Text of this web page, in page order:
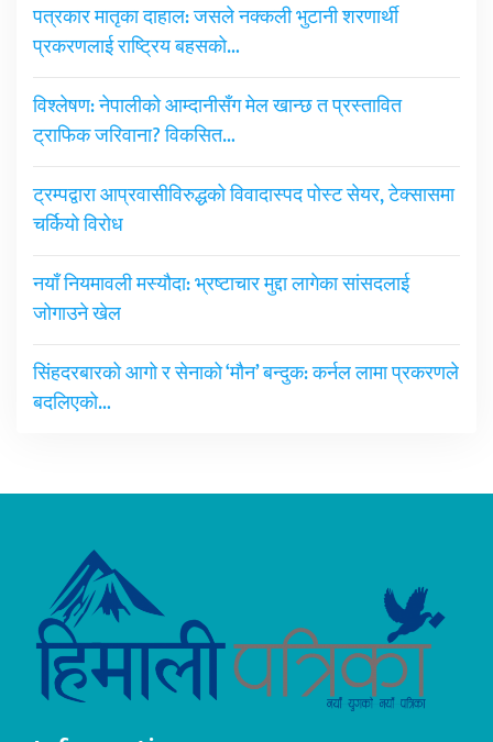
पत्रकार मातृका दाहाल: जसले नक्कली भुटानी शरणार्थी
प्रकरणलाई राष्ट्रिय बहसको…
विश्लेषण: नेपालीको आम्दानीसँग मेल खान्छ त प्रस्तावित
ट्राफिक जरिवाना? विकसित…
ट्रम्पद्वारा आप्रवासीविरुद्धको विवादास्पद पोस्ट सेयर, टेक्सासमा
चर्कियो विरोध
नयाँ नियमावली मस्यौदा: भ्रष्टाचार मुद्दा लागेका सांसदलाई
जोगाउने खेल
सिंहदरबारको आगो र सेनाको ‘मौन’ बन्दुक: कर्नल लामा प्रकरणले
बदलिएको…